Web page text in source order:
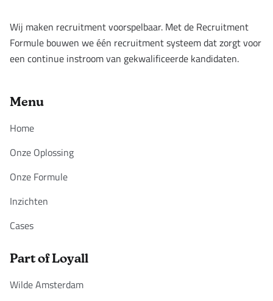
Wij maken recruitment voorspelbaar. Met de Recruitment
Formule bouwen we één recruitment systeem dat zorgt voor
een continue instroom van gekwalificeerde kandidaten.
Menu
Home
Onze Oplossing
Onze Formule
Inzichten
Cases
Part of Loyall
Wilde Amsterdam